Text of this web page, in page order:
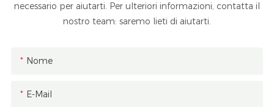
necessario per aiutarti. Per ulteriori informazioni, contatta il
nostro team: saremo lieti di aiutarti.
Nome
E-Mail